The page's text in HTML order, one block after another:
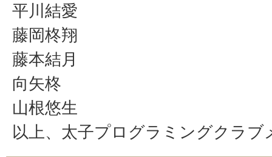
平川結愛
藤岡柊翔
藤本結月
向矢柊
山根悠生
以上、太子プログラミングクラブ